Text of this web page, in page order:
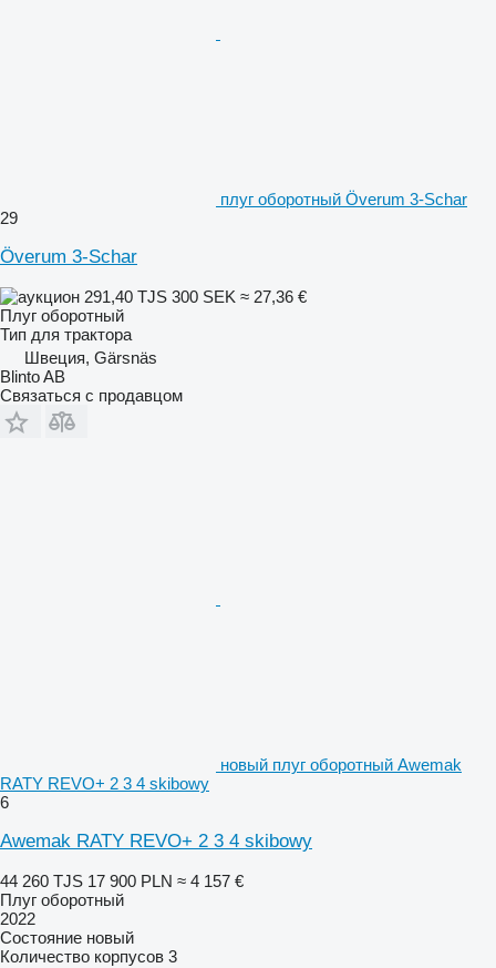
плуг оборотный Överum 3-Schar
29
Överum 3-Schar
291,40 TJS 300 SEK ≈ 27,36 €
Плуг оборотный
Тип для трактора
Швеция, Gärsnäs
Blinto AB
Связаться с продавцом
новый плуг оборотный Awemak
RATY REVO+ 2 3 4 skibowy
6
Awemak RATY REVO+ 2 3 4 skibowy
44 260 TJS 17 900 PLN ≈ 4 157 €
Плуг оборотный
2022
Состояние новый
Количество корпусов 3